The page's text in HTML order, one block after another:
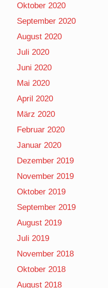
Oktober 2020
September 2020
August 2020
Juli 2020
Juni 2020
Mai 2020
April 2020
März 2020
Februar 2020
Januar 2020
Dezember 2019
November 2019
Oktober 2019
September 2019
August 2019
Juli 2019
November 2018
Oktober 2018
August 2018